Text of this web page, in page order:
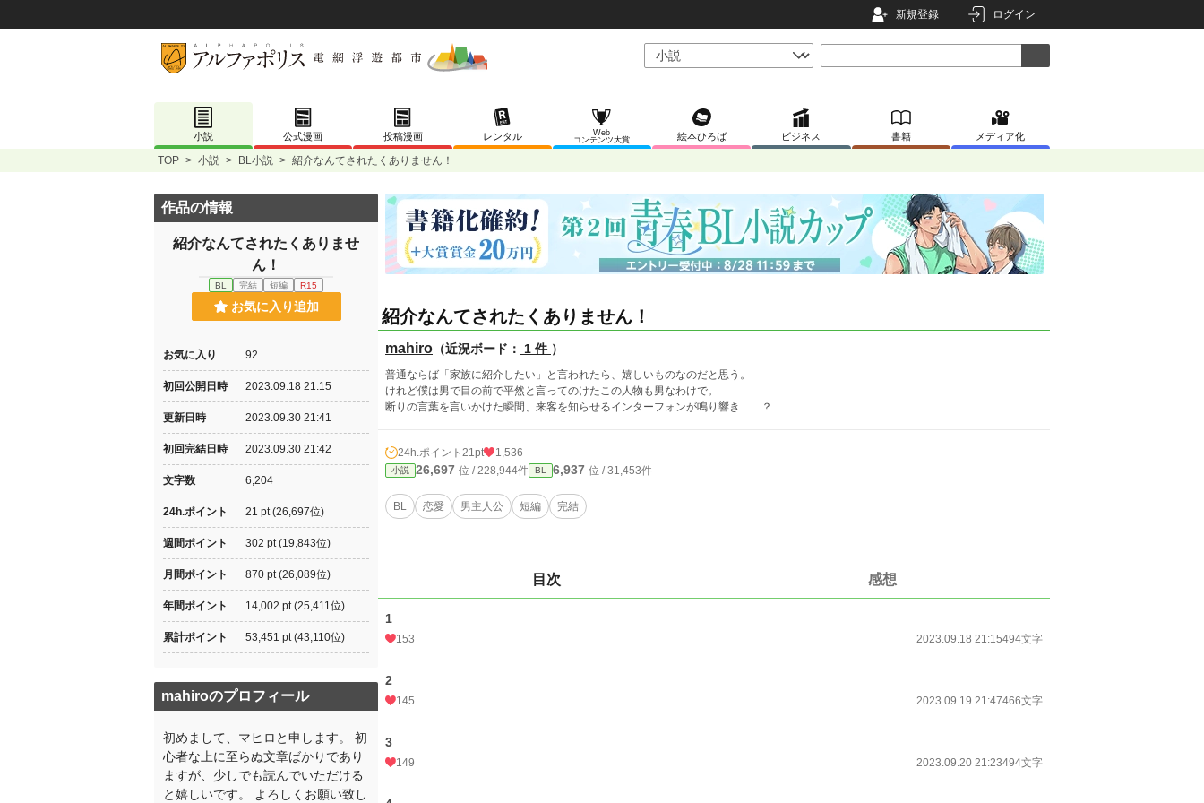
新規登録 ログイン
小説 公式漫画 投稿漫画 レンタル
Web
コンテンツ大賞
絵本ひろば ビジネス 書籍 メディア化
TOP > 小説 > BL小説 > 紹介なんてされたくありません！
紹介なんてされたくありません！
mahiro （近況ボード： 1 件 ）
普通ならば「家族に紹介したい」と言われたら、嬉しいものなのだと思う。
けれど僕は男で目の前で平然と言ってのけたこの人物も男なわけで。
断りの言葉を言いかけた瞬間、来客を知らせるインターフォンが鳴り響き……？
24h.ポイント 21pt 1,536
小説 26,697 位 / 228,944件 BL 6,937 位 / 31,453件
BL 恋愛 男主人公 短編 完結
目次 感想
1
153 2023.09.18 21:15494文字
2
145 2023.09.19 21:47466文字
3
149 2023.09.20 21:23494文字
作品の情報
紹介なんてされたくありませ
ん！
BL 完結 短編 R15
お気に入り追加
お気に入り 92
初回公開日時 2023.09.18 21:15
更新日時 2023.09.30 21:41
初回完結日時 2023.09.30 21:42
文字数 6,204
24h.ポイント 21 pt (26,697位)
週間ポイント 302 pt (19,843位)
月間ポイント 870 pt (26,089位)
年間ポイント 14,002 pt (25,411位)
累計ポイント 53,451 pt (43,110位)
mahiroのプロフィール
初めまして、マヒロと申します。 初
心者な上に至らぬ文章ばかりであり
ますが、少しでも読んでいただける
と嬉しいです。 よろしくお願い致し